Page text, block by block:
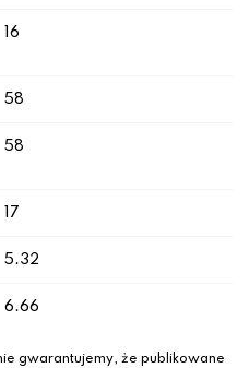
16
58
58
17
5.32
6.66
gwarantujemy, że publikowane